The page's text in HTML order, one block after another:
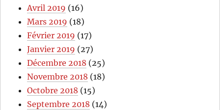
Avril 2019 (16)
Mars 2019 (18)
Février 2019 (17)
Janvier 2019 (27)
Décembre 2018 (25)
Novembre 2018 (18)
Octobre 2018 (15)
Septembre 2018 (14)